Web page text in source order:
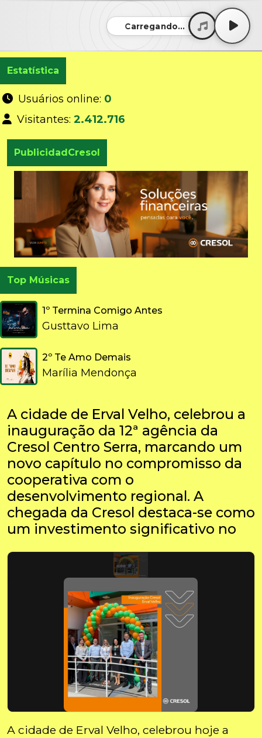
Carregando...
Estatística
Usuários online: 0
Visitantes: 2.412.716
PublicidadCresol
Top Músicas
1º Termina Comigo Antes
Gusttavo Lima
2º Te Amo Demais
Marília Mendonça
A cidade de Erval Velho, celebrou a
inauguração da 12ª agência da
Cresol Centro Serra, marcando um
novo capítulo no compromisso da
cooperativa com o
desenvolvimento regional. A
chegada da Cresol destaca-se como
um investimento significativo no
A cidade de Erval Velho, celebrou hoje a